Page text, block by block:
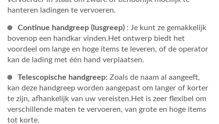
hanteren ladingen te vervoeren.
Continue handgreep (lusgreep) : Je kunt ze gemakkelijk
bovenop een handkar vinden.Het ontwerp biedt het
voordeel om lange en hoge items te leveren, of de operator
kan de lading met één hand verplaatsen.
Telescopische handgreep: Zoals de naam al aangeeft,
kan deze handgreep worden aangepast om langer of korter
te zijn, afhankelijk van uw vereisten.Het is zeer flexibel om
verschillende maten te vervoeren, van grote en hoge items
tot korte.